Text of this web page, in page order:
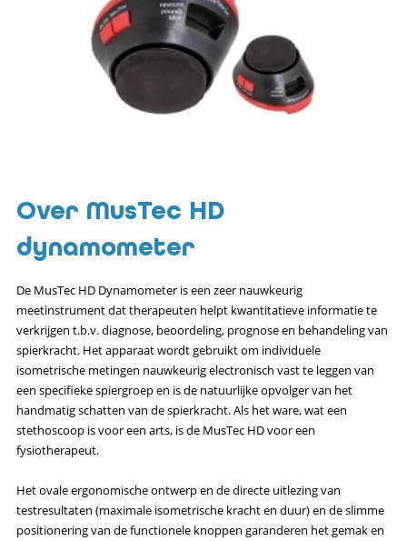
Over MusTec HD
dynamometer
De MusTec HD Dynamometer is een zeer nauwkeurig
meetinstrument dat therapeuten helpt kwantitatieve informatie te
verkrijgen t.b.v. diagnose, beoordeling, prognose en behandeling van
spierkracht. Het apparaat wordt gebruikt om individuele
isometrische metingen nauwkeurig electronisch vast te leggen van
een specifieke spiergroep en is de natuurlijke opvolger van het
handmatig schatten van de spierkracht. Als het ware, wat een
stethoscoop is voor een arts, is de MusTec HD voor een
fysiotherapeut.
Het ovale ergonomische ontwerp en de directe uitlezing van
testresultaten (maximale isometrische kracht en duur) en de slimme
positionering van de functionele knoppen garanderen het gemak en